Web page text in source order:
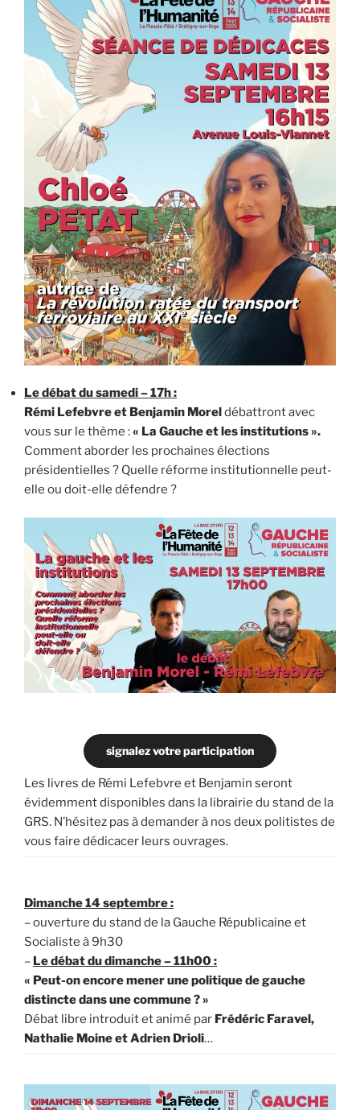
Le débat du samedi – 17h :
Rémi Lefebvre et Benjamin Morel débattront avec
vous sur le thème :« La Gauche et les institutions ».
Comment aborder les prochaines élections
présidentielles ? Quelle réforme institutionnelle peut-
elle ou doit-elle défendre ?
signalez votre participation
Les livres de Rémi Lefebvre et Benjamin seront
évidemment disponibles dans la librairie du stand de la
GRS. N’hésitez pas à demander à nos deux politistes de
vous faire dédicacer leurs ouvrages.
Dimanche 14 septembre :
– ouverture du stand de la Gauche Républicaine et
Socialiste à 9h30
– Le débat du dimanche – 11h00 :
« Peut-on encore mener une politique de gauche
distincte dans une commune ? »
Débat libre introduit et animé par Frédéric Faravel,
Nathalie Moine et Adrien Drioli…